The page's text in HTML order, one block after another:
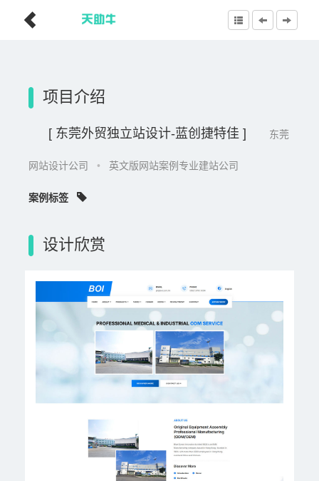
项目介绍
[ 东莞外贸独立站设计-蓝创捷特佳 ] 东莞
网站设计公司 • 英文版网站案例专业建站公司
案例标签
设计欣赏